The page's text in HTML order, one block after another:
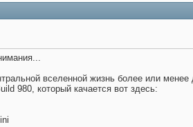
вселенной жизнь более или
980, который качается вот здесь: